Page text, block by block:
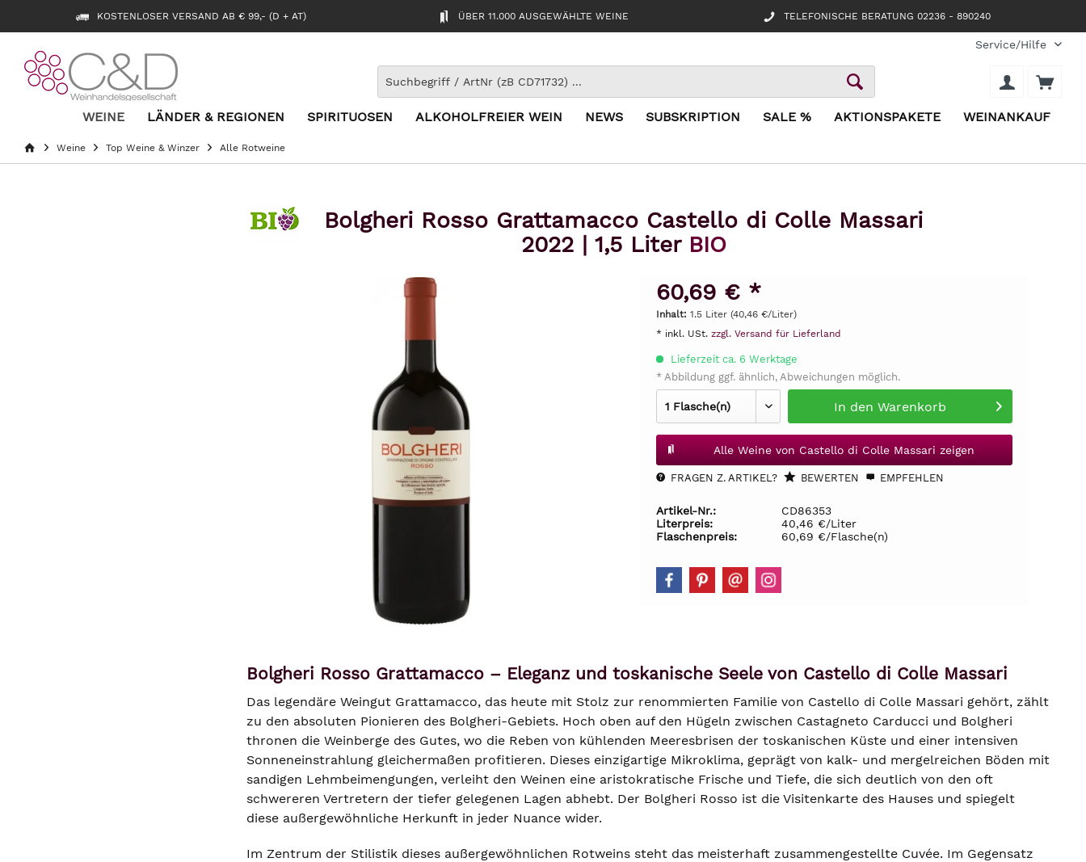
KOSTENLOSER VERSAND AB € 99,- (D + AT) ÜBER 11.000 AUSGEWÄHLTE WEINE TELEFONISCHE BERATUNG 02236 - 890240
Service/Hilfe
WEINE LÄNDER & REGIONEN SPIRITUOSEN ALKOHOLFREIER WEIN NEWS SUBSKRIPTION SALE % AKTIONSPAKETE WEINANKAUF
Weine Top Weine & Winzer Alle Rotweine
Bolgheri Rosso Grattamacco Castello di Colle Massari
2022 | 1,5 Liter BIO
60,69 € *
Inhalt: 1.5 Liter (40,46 €/Liter)
* inkl. USt. zzgl. Versand für Lieferland
Lieferzeit ca. 6 Werktage
* Abbildung ggf. ähnlich, Abweichungen möglich.
In den Warenkorb
Alle Weine von Castello di Colle Massari zeigen
FRAGEN Z. ARTIKEL? BEWERTEN EMPFEHLEN
Artikel-Nr.:
CD86353
Literpreis:
40,46 €/Liter
Flaschenpreis:
60,69 €/Flasche(n)
Bolgheri Rosso Grattamacco – Eleganz und toskanische Seele von Castello di Colle Massari
Das legendäre Weingut Grattamacco, das heute mit Stolz zur renommierten Familie von Castello di Colle Massari gehört, zählt
zu den absoluten Pionieren des Bolgheri-Gebiets. Hoch oben auf den Hügeln zwischen Castagneto Carducci und Bolgheri
thronen die Weinberge des Gutes, wo die Reben von kühlenden Meeresbrisen der toskanischen Küste und einer intensiven
Sonneneinstrahlung gleichermaßen profitieren. Dieses einzigartige Mikroklima, geprägt von kalk- und mergelreichen Böden mit
sandigen Lehmbeimengungen, verleiht den Weinen eine aristokratische Frische und Tiefe, die sich deutlich von den oft
schwereren Vertretern der tiefer gelegenen Lagen abhebt. Der Bolgheri Rosso ist die Visitenkarte des Hauses und spiegelt
diese außergewöhnliche Herkunft in jeder Nuance wider.
Im Zentrum der Stilistik dieses außergewöhnlichen Rotweins steht das meisterhaft zusammengestellte Cuvée. Im Gegensatz